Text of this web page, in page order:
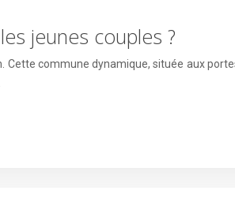
jeunes couples ?
commune dynamique, située aux